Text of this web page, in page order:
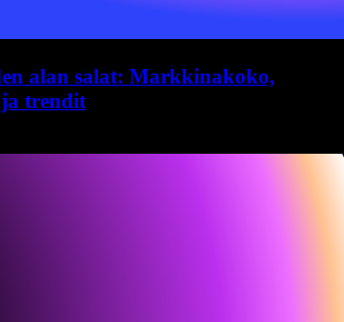
alan salat: Markkinakoko,
trendit